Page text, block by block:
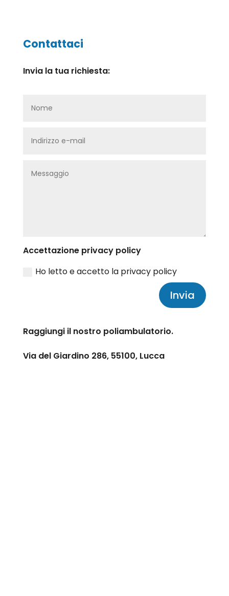
Contattaci
Invia la tua richiesta:
Accettazione privacy policy
Ho letto e accetto la privacy policy
Invia
Raggiungi il nostro poliambulatorio.
Via del Giardino 286, 55100, Lucca